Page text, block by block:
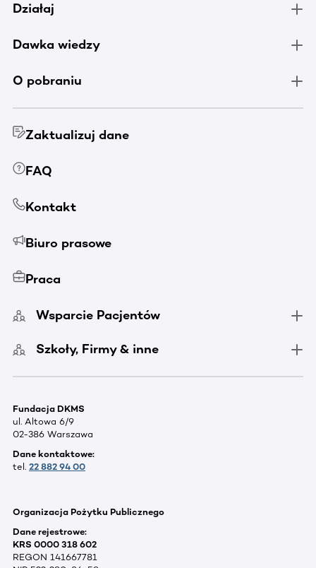
Działaj
Dawka wiedzy
O pobraniu
Zaktualizuj dane
FAQ
Kontakt
Biuro prasowe
Praca
Wsparcie Pacjentów
Szkoły, Firmy & inne
Fundacja DKMS
ul. Altowa 6/9
02-386 Warszawa
Dane kontaktowe:
tel. 22 882 94 00
Organizacja Pożytku Publicznego
Dane rejestrowe:
KRS 0000 318 602
REGON 141667781